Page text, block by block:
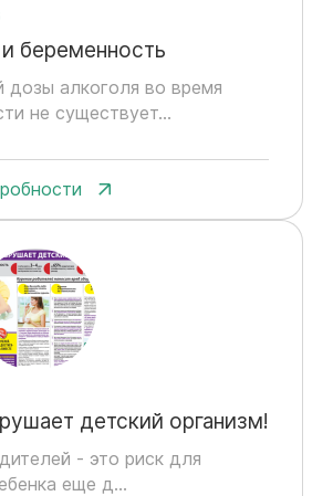
беременность
дозы алкоголя во время
не существует...
детский организм!
- это риск для
еще д...